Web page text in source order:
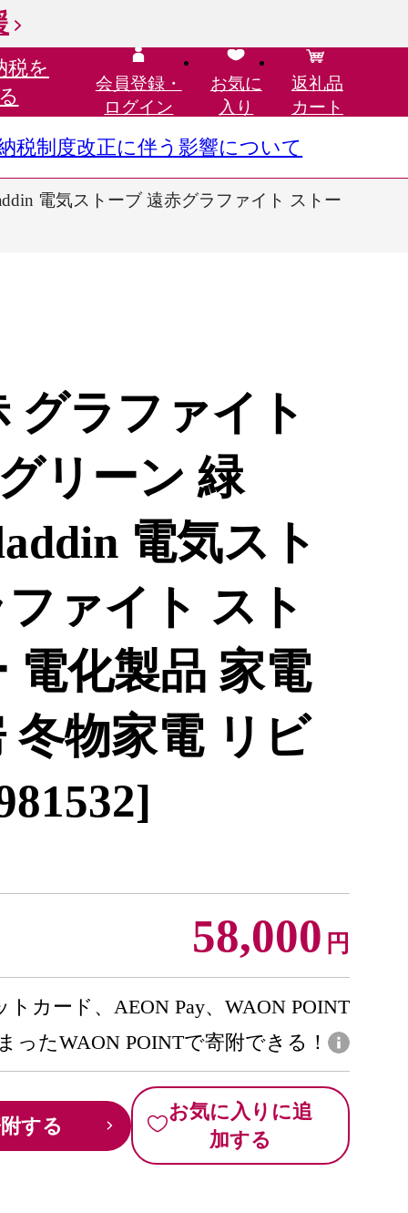
税を
会員登録・
ログイン
お気に
入り
返礼品
カート
税制度改正に伴う影響について
電気ストーブ 遠赤グラファイト ストー
グラファイト
リーン 緑
電気スト
ァイト スト
電化製品 家電
冬物家電 リビ
58,000 円
トカード、AEON Pay、WAON POINT
ったWAON POINTで寄附できる！
する
お気に入りに追
加する